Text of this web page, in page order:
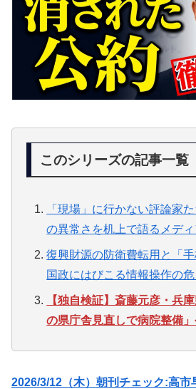
このシリーズの記事一覧
「現場」に行かない評論家
の異常さを机上で語るメデ
復興財源の防衛費転用と「手
国政にはびこる情報操作の危
【独自検証】斎藤元彦・兵
の県庁舎見直しで病院整備
2026/3/12（木）朝刊チェック:高市